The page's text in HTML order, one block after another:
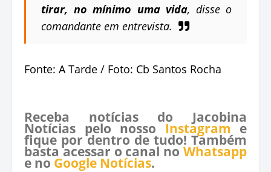
tirar, no mínimo uma vida, disse o
comandante em entrevista.
Fonte: A Tarde / Foto: Cb Santos Rocha
Receba notícias do Jacobina
Notícias pelo nosso Instagram e
fique por dentro de tudo! Também
basta acessar o canal no Whatsapp
e no Google Notícias.